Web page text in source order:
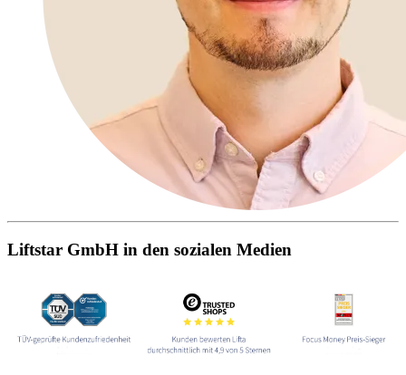
Liftstar GmbH in den sozialen Medien